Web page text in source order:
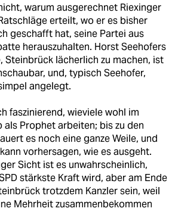
warum ausgerechnet Riexinger
erteilt, wo er es bisher
geschafft hat, seine Partei aus
herauszuhalten. Horst Seehofers
Steinbrück lächerlich zu machen, ist
und, typisch Seehofer,
angelegt.
faszinierend, wieviele wohl im
als Prophet arbeiten; bis zu den
es noch eine ganze Weile, und
vorhersagen, wie es ausgeht.
Sicht ist es unwahrscheinlich,
stärkste Kraft wird, aber am Ende
trotzdem Kanzler sein, weil
Mehrheit zusammenbekommen